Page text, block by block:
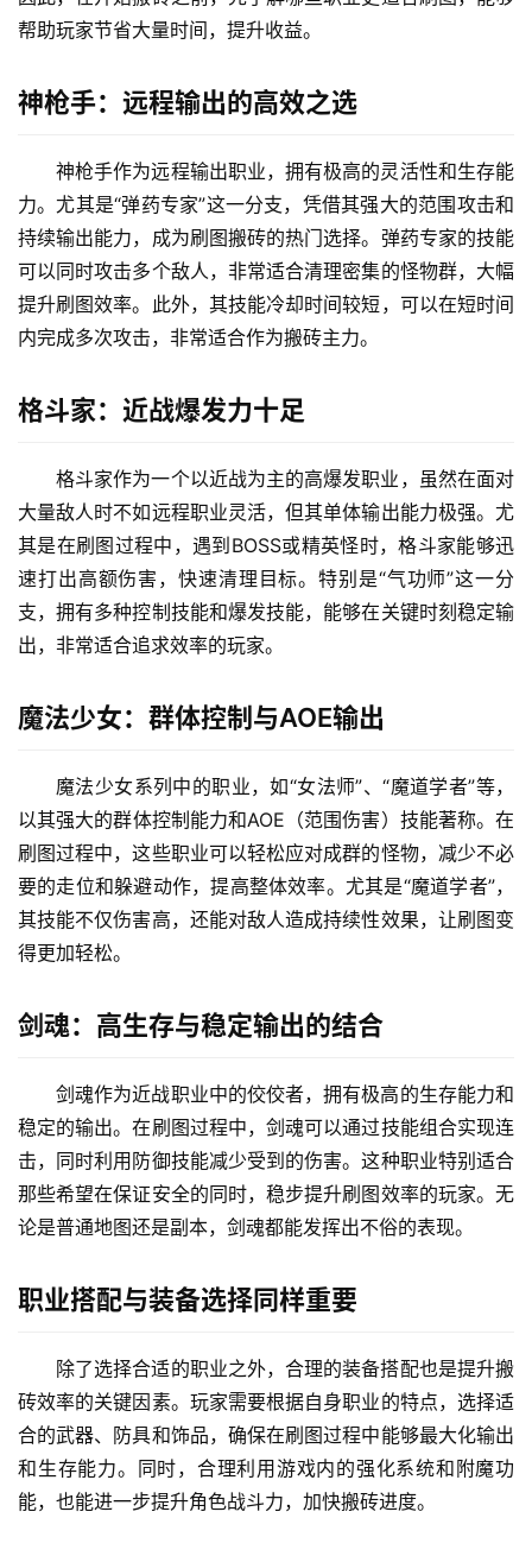
帮助玩家节省大量时间，提升收益。
神枪手：远程输出的高效之选
神枪手作为远程输出职业，拥有极高的灵活性和生存能
力。尤其是“弹药专家”这一分支，凭借其强大的范围攻击和
持续输出能力，成为刷图搬砖的热门选择。弹药专家的技能
可以同时攻击多个敌人，非常适合清理密集的怪物群，大幅
提升刷图效率。此外，其技能冷却时间较短，可以在短时间
内完成多次攻击，非常适合作为搬砖主力。
格斗家：近战爆发力十足
格斗家作为一个以近战为主的高爆发职业，虽然在面对
大量敌人时不如远程职业灵活，但其单体输出能力极强。尤
其是在刷图过程中，遇到BOSS或精英怪时，格斗家能够迅
速打出高额伤害，快速清理目标。特别是“气功师”这一分
支，拥有多种控制技能和爆发技能，能够在关键时刻稳定输
出，非常适合追求效率的玩家。
魔法少女：群体控制与AOE输出
魔法少女系列中的职业，如“女法师”、“魔道学者”等，
以其强大的群体控制能力和AOE（范围伤害）技能著称。在
刷图过程中，这些职业可以轻松应对成群的怪物，减少不必
要的走位和躲避动作，提高整体效率。尤其是“魔道学者”，
其技能不仅伤害高，还能对敌人造成持续性效果，让刷图变
得更加轻松。
剑魂：高生存与稳定输出的结合
剑魂作为近战职业中的佼佼者，拥有极高的生存能力和
稳定的输出。在刷图过程中，剑魂可以通过技能组合实现连
击，同时利用防御技能减少受到的伤害。这种职业特别适合
那些希望在保证安全的同时，稳步提升刷图效率的玩家。无
论是普通地图还是副本，剑魂都能发挥出不俗的表现。
职业搭配与装备选择同样重要
除了选择合适的职业之外，合理的装备搭配也是提升搬
砖效率的关键因素。玩家需要根据自身职业的特点，选择适
合的武器、防具和饰品，确保在刷图过程中能够最大化输出
和生存能力。同时，合理利用游戏内的强化系统和附魔功
能，也能进一步提升角色战斗力，加快搬砖进度。